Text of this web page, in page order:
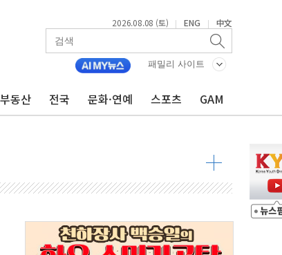
2026.08.08 (토) | ENG | 中文
패밀리 사이트
부동산 전국 문화·연예 스포츠 GAM
확대'
상승… STOXX 600 지수는 나흘 연속 최고치
협에 맞설 자체 억지력 강화